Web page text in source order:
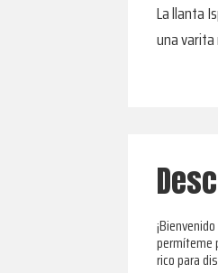
La llanta
una varita
permíteme
rico para